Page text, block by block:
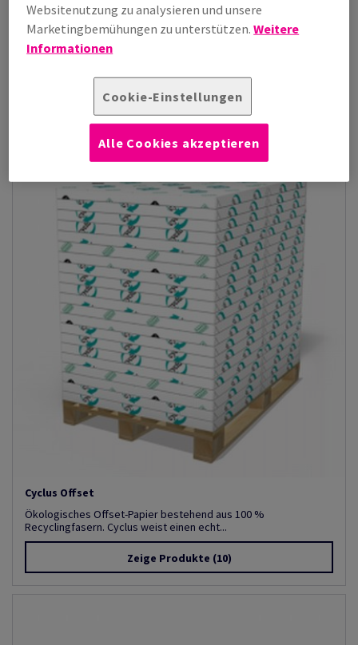
Cocoon Offset
Kommunikation. In Offset- und ...
(11)
Cyclus Offset
Ökologisches Offset-Papier bestehend aus 100 %
Recyclingfasern. Cyclus weist einen echt...
Zeige Produkte (10)
Websitenutzung zu analysieren und unsere
Marketingbemühungen zu unterstützen.Weitere
Informationen
Cookie-Einstellungen
Alle Cookies akzeptieren